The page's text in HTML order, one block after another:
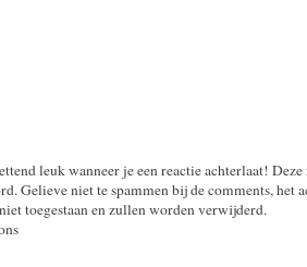
leuk wanneer je een reactie achterlaat!
Gelieve niet te spammen bij de comments, het
toegestaan en zullen worden verwijderd.